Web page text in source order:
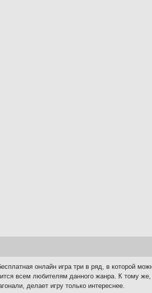
онлайн игра три в ряд, в которой
всем любителям данного жанра. К тому
делает игру только интереснее.